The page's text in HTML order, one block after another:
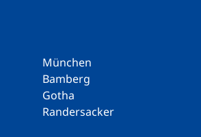
München
Bamberg
Gotha
Randersacker